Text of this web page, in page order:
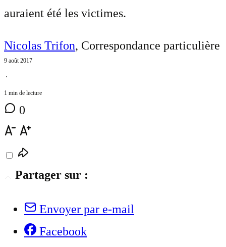
auraient été les victimes.
Nicolas Trifon, Correspondance particulière
9 août 2017
⋅
1 min de lecture
0
Partager sur :
Envoyer par e-mail
Facebook